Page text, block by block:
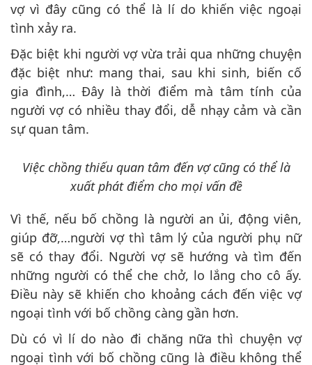
vợ vì đây cũng có thể là lí do khiến việc ngoại
tình xảy ra.
Đặc biệt khi người vợ vừa trải qua những chuyện
đặc biệt như: mang thai, sau khi sinh, biến cố
gia đình,… Đây là thời điểm mà tâm tính của
người vợ có nhiều thay đổi, dễ nhạy cảm và cần
sự quan tâm.
Việc chồng thiếu quan tâm đến vợ cũng có thể là
xuất phát điểm cho mọi vấn đề
Vì thế, nếu bố chồng là người an ủi, động viên,
giúp đỡ,…người vợ thì tâm lý của người phụ nữ
sẽ có thay đổi. Người vợ sẽ hướng và tìm đến
những người có thể che chở, lo lắng cho cô ấy.
Điều này sẽ khiến cho khoảng cách đến việc vợ
ngoại tình với bố chồng càng gần hơn.
Dù có vì lí do nào đi chăng nữa thì chuyện vợ
ngoại tình với bố chồng cũng là điều không thể